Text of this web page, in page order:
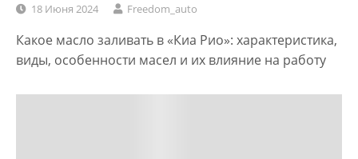
18 Июня 2024 Freedom_auto
Какое масло заливать в «Киа Рио»: характеристика,
виды, особенности масел и их влияние на работу